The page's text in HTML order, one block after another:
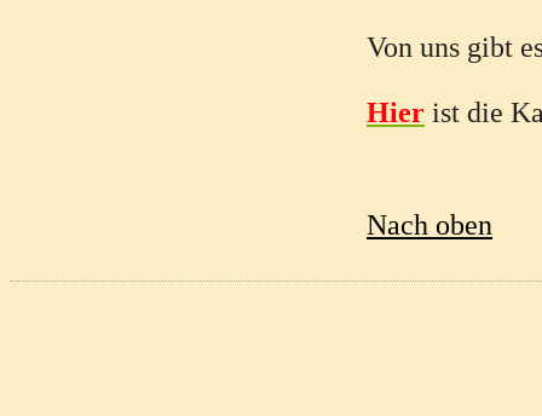
Von uns gibt
Hier ist die
Nach oben